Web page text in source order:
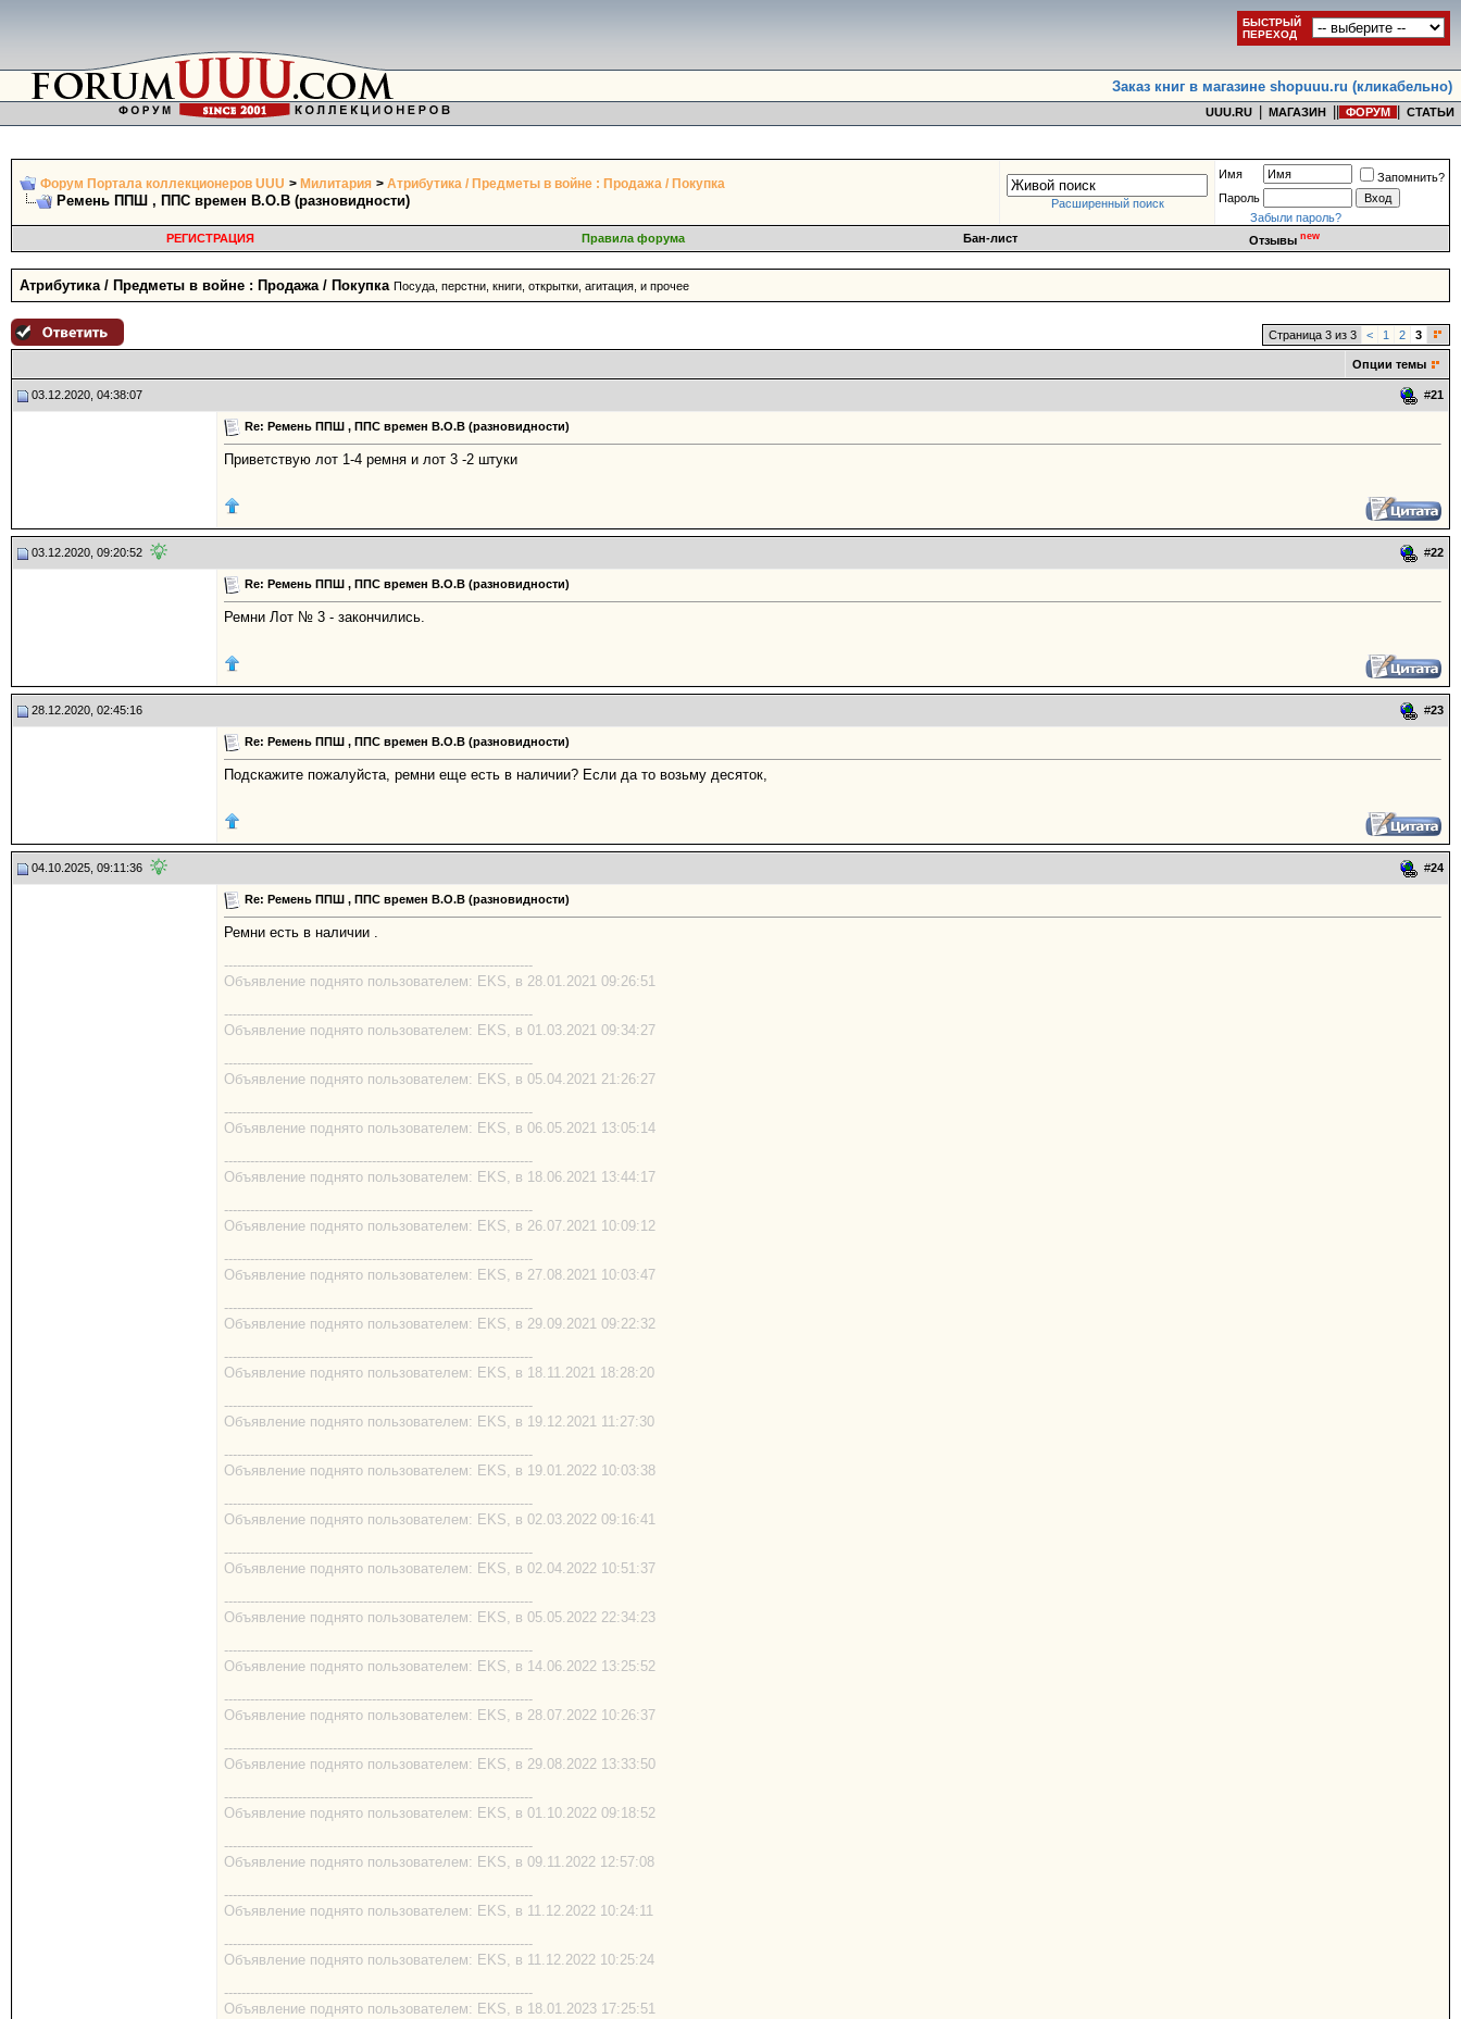
БЫСТРЫЙ
ПЕРЕХОД
Заказ книг в магазине shopuuu.ru (кликабельно)
UUU.RU МАГАЗИН ФОРУМ СТАТЬИ
Форум Портала коллекционеров UUU > Милитария > Атрибутика / Предметы в войне : Продажа / Покупка
Ремень ППШ , ППС времен В.О.В (разновидности) Расширенный поиск
Имя
Запомнить?
Пароль
Забыли пароль?
РЕГИСТРАЦИЯ
Правила форума Бан-лист Отзывы new
Атрибутика / Предметы в войне : Продажа / Покупка Посуда, перстни, книги, открытки, агитация, и прочее
Страница 3 из 3 < 1 2 3
Опции темы
03.12.2020, 04:38:07 #21
Re: Ремень ППШ , ППС времен В.О.В (разновидности)
Приветствую лот 1-4 ремня и лот 3 -2 штуки
03.12.2020, 09:20:52 #22
Re: Ремень ППШ , ППС времен В.О.В (разновидности)
Ремни Лот № 3 - закончились.
28.12.2020, 02:45:16 #23
Re: Ремень ППШ , ППС времен В.О.В (разновидности)
Подскажите пожалуйста, ремни еще есть в наличии? Если да то возьму десяток,
04.10.2025, 09:11:36 #24
Re: Ремень ППШ , ППС времен В.О.В (разновидности)
Ремни есть в наличии .
-----------------------------------------------------------------------
Объявление поднято пользователем: EKS, в 28.01.2021 09:26:51
-----------------------------------------------------------------------
Объявление поднято пользователем: EKS, в 01.03.2021 09:34:27
-----------------------------------------------------------------------
Объявление поднято пользователем: EKS, в 05.04.2021 21:26:27
-----------------------------------------------------------------------
Объявление поднято пользователем: EKS, в 06.05.2021 13:05:14
-----------------------------------------------------------------------
Объявление поднято пользователем: EKS, в 18.06.2021 13:44:17
-----------------------------------------------------------------------
Объявление поднято пользователем: EKS, в 26.07.2021 10:09:12
-----------------------------------------------------------------------
Объявление поднято пользователем: EKS, в 27.08.2021 10:03:47
-----------------------------------------------------------------------
Объявление поднято пользователем: EKS, в 29.09.2021 09:22:32
-----------------------------------------------------------------------
Объявление поднято пользователем: EKS, в 18.11.2021 18:28:20
-----------------------------------------------------------------------
Объявление поднято пользователем: EKS, в 19.12.2021 11:27:30
-----------------------------------------------------------------------
Объявление поднято пользователем: EKS, в 19.01.2022 10:03:38
-----------------------------------------------------------------------
Объявление поднято пользователем: EKS, в 02.03.2022 09:16:41
-----------------------------------------------------------------------
Объявление поднято пользователем: EKS, в 02.04.2022 10:51:37
-----------------------------------------------------------------------
Объявление поднято пользователем: EKS, в 05.05.2022 22:34:23
-----------------------------------------------------------------------
Объявление поднято пользователем: EKS, в 14.06.2022 13:25:52
-----------------------------------------------------------------------
Объявление поднято пользователем: EKS, в 28.07.2022 10:26:37
-----------------------------------------------------------------------
Объявление поднято пользователем: EKS, в 29.08.2022 13:33:50
-----------------------------------------------------------------------
Объявление поднято пользователем: EKS, в 01.10.2022 09:18:52
-----------------------------------------------------------------------
Объявление поднято пользователем: EKS, в 09.11.2022 12:57:08
-----------------------------------------------------------------------
Объявление поднято пользователем: EKS, в 11.12.2022 10:24:11
-----------------------------------------------------------------------
Объявление поднято пользователем: EKS, в 11.12.2022 10:25:24
-----------------------------------------------------------------------
Объявление поднято пользователем: EKS, в 18.01.2023 17:25:51